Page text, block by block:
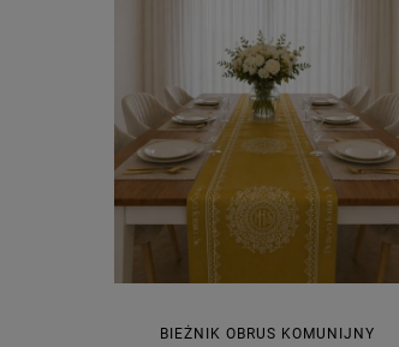
BIEŻNIK OBRUS KOMUNIJNY